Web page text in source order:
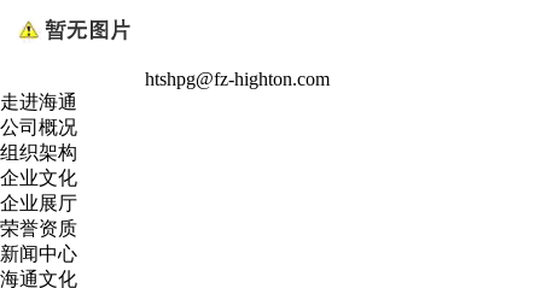
htshpg@fz-highton.com
走进海通
公司概况
组织架构
企业文化
企业展厅
荣誉资质
新闻中心
海通文化